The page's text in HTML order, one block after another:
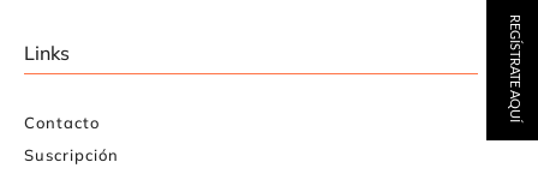
Links
Contacto
Suscripción
REGÍSTRATE AQUÍ